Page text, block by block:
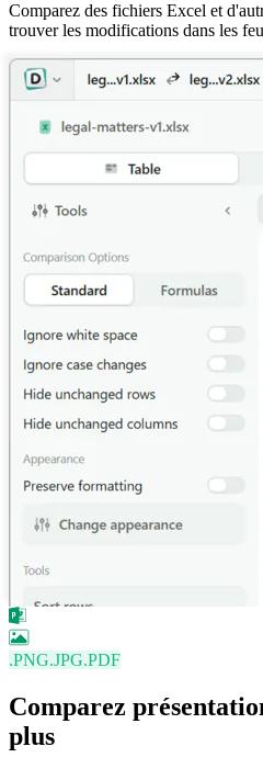
Comparez des fichiers Excel et
trouver les modifications dans les
.PNG.JPG.PDF
Comparez
plus